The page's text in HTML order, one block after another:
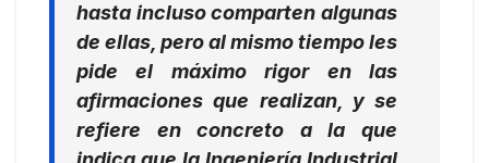
hasta incluso comparten algunas
de ellas, pero al mismo tiempo les
pide el máximo rigor en las
afirmaciones que realizan, y se
refiere en concreto a la que